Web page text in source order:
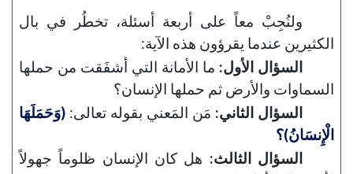
ولنُجِبْ معاً على أربعة أسئلة، تخطُر في بال
الكثيرين عندما يقرؤون هذه الآية:
السؤال الأول: ما الأمانة التي أشفَقت من حملها
السماوات والأرض ثم حملها الإنسان؟
السؤال الثاني: مَن المَعني بقوله تعالى: (وَحَمَلَهَا
الْإِنسَانُ)؟
السؤال الثالث: هل كان الإنسان ظلوماً جهولاً